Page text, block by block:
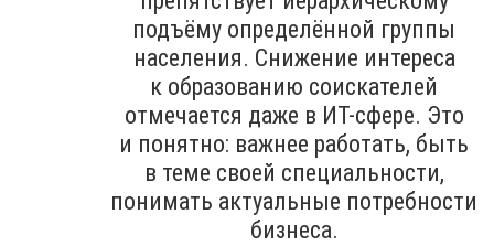
подъёму определённой группы
населения. Снижение интереса
к образованию соискателей
отмечается даже в ИТ-сфере. Это
и понятно: важнее работать, быть
в теме своей специальности,
понимать актуальные потребности
бизнеса.